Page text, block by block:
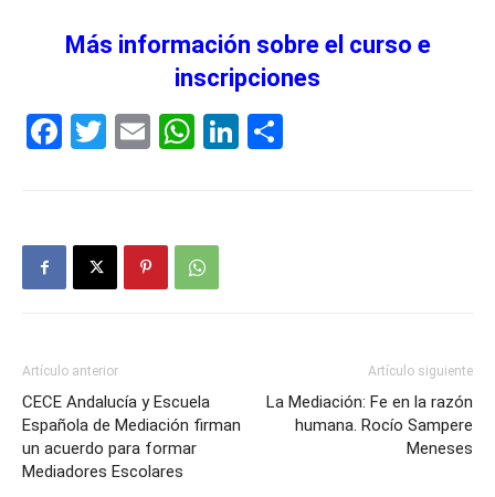
Más información sobre el curso e
inscripciones
Facebook
Twitter
EmailWhatsApp
LinkedIn
Artículo anterior
CECE Andalucía y Escuela
Española de Mediación firman
un acuerdo para formar
Mediadores Escolares
Artículo siguiente
La Mediación: Fe en la razón
humana. Rocío Sampere
Meneses